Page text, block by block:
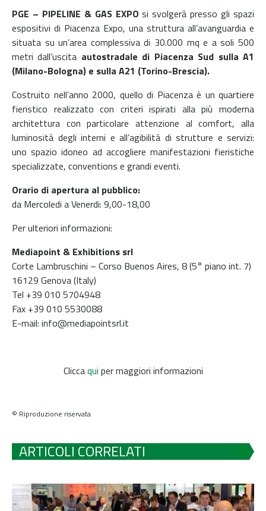
PGE – PIPELINE & GAS EXPO si svolgerà presso gli spazi
espositivi di Piacenza Expo, una struttura all’avanguardia e
situata su un’area complessiva di 30.000 mq e a soli 500
metri dall’uscita autostradale di Piacenza Sud sulla A1
(Milano-Bologna) e sulla A21 (Torino-Brescia).
Costruito nell’anno 2000, quello di Piacenza è un quartiere
fieristico realizzato con criteri ispirati alla più moderna
architettura con particolare attenzione al comfort, alla
luminosità degli interni e all’agibilità di strutture e servizi:
uno spazio idoneo ad accogliere manifestazioni fieristiche
specializzate, conventions e grandi eventi.
Orario di apertura al pubblico:
da Mercoledi a Venerdi: 9,00-18,00
Per ulteriori informazioni:
Mediapoint & Exhibitions srl
Corte Lambruschini – Corso Buenos Aires, 8 (5° piano int. 7)
16129 Genova (Italy)
Tel +39 010 5704948
Fax +39 010 5530088
E-mail: info@mediapointsrl.it
Cliccaqui per maggiori informazioni
© Riproduzione riservata
ARTICOLI CORRELATI